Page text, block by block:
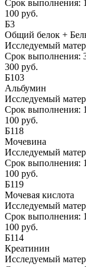
Срок выполнения: 1
100 руб.
Б3
Общий белок +
Исследуемый
Срок выполнения:
300 руб.
Б103
Альбумин
Исследуемый
Срок выполнения: 1
100 руб.
Б118
Мочевина
Исследуемый
Срок выполнения: 1
100 руб.
Б119
Мочевая кислота
Исследуемый
Срок выполнения: 1
100 руб.
Б114
Креатинин
Исследуемый